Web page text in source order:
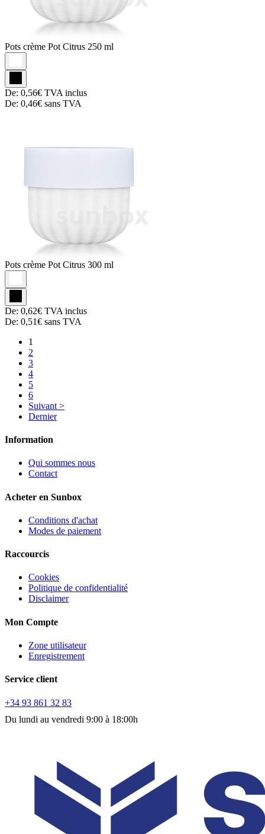
Pots crème Pot Citrus 250 ml
De: 0,56€ TVA inclus
De: 0,46€ sans TVA
Pots crème Pot Citrus 300 ml
De: 0,62€ TVA inclus
De: 0,51€ sans TVA
1
2
3
4
5
6
Suivant >
Dernier
Information
Qui sommes nous
Contact
Acheter en Sunbox
Conditions d'achat
Modes de paiement
Raccourcis
Cookies
Politique de confidentialité
Disclaimer
Mon Compte
Zone utilisateur
Enregistrement
Service client
+34 93 861 32 83
Du lundi au vendredi 9:00 à 18:00h